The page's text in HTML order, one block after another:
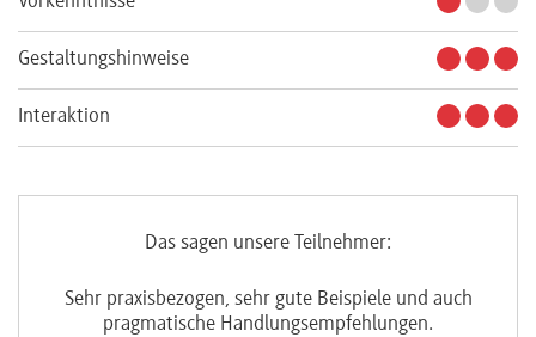
Gestaltungshinweise
Interaktion
Das sagen unsere Teilnehmer:
Sehr praxisbezogen, sehr gute Beispiele und auch
pragmatische Handlungsempfehlungen.